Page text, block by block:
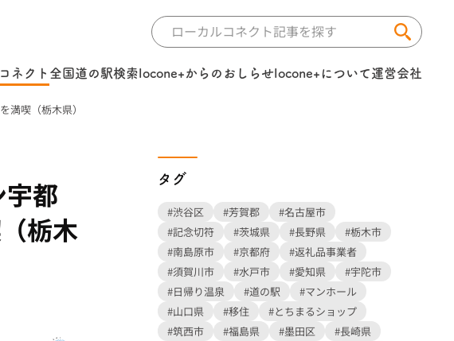
ネクト 全国道の駅検索locone+からのおしらせlocone+について運営会社
満喫（栃木県）
都
栃木
タグ
#渋谷区 #芳賀郡
#名古屋市
#記念切符
#茨城県 #長野県
#栃木市
#南島原市
#京都府
#返礼品事業者
#須賀川市
#水戸市 #愛知県
#宇陀市
#日帰り温泉
#道の駅
#マンホール
#山口県
#移住
#とちまるショップ
#筑西市
#福島県 #墨田区
#長崎県